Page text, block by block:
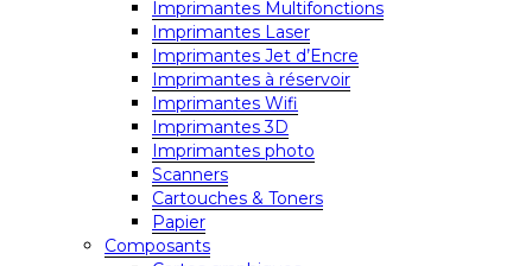
Imprimantes Multifonctions
Imprimantes Laser
Imprimantes Jet d’Encre
Imprimantes à réservoir
Imprimantes Wifi
Imprimantes 3D
Imprimantes photo
Scanners
Cartouches & Toners
Papier
Composants